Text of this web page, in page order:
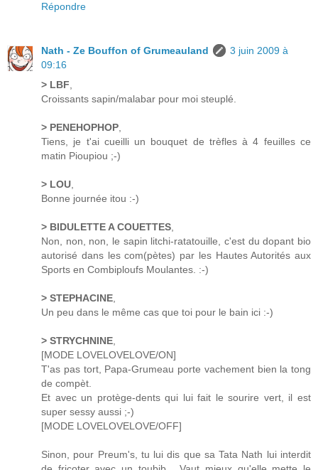
Répondre
Nath - Ze Bouffon of Grumeauland
3 juin 2009 à
09:16
> LBF,
Croissants sapin/malabar pour moi steuplé.
> PENEHOPHOP,
Tiens, je t'ai cueilli un bouquet de trèfles à 4 feuilles ce
matin Pioupiou ;-)
> LOU,
Bonne journée itou :-)
> BIDULETTE A COUETTES,
Non, non, non, le sapin litchi-ratatouille, c'est du dopant bio
autorisé dans les com(pètes) par les Hautes Autorités aux
Sports en Combiploufs Moulantes. :-)
> STEPHACINE,
Un peu dans le même cas que toi pour le bain ici :-)
> STRYCHNINE,
[MODE LOVELOVELOVE/ON]
T'as pas tort, Papa-Grumeau porte vachement bien la tong
de compèt.
Et avec un protège-dents qui lui fait le sourire vert, il est
super sessy aussi ;-)
[MODE LOVELOVELOVE/OFF]
Sinon, pour Preum's, tu lui dis que sa Tata Nath lui interdit